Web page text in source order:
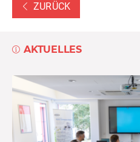
ZURÜCK
AKTUELLES